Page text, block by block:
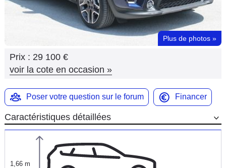
Forum
Marques
Plus de photos »
Prix : 29 100 €
voir la cote en occasion »
Poser votre question sur le forum Financer
Caractéristiques détaillées
1,66 m